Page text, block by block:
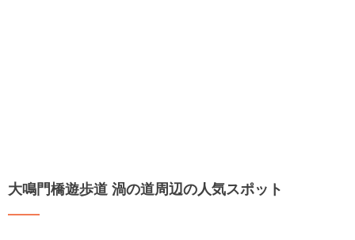
大鳴門橋遊歩道 渦の道周辺の人気スポット